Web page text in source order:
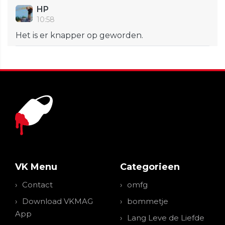
HP
10:58
Het is er knapper op geworden.
VK Menu
Contact
Download VKMAG
App
Categorieen
omfg
bommetje
Lang Leve de Liefde